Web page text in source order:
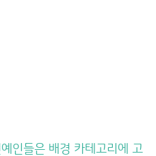
인들은 배경 카테고리에 고